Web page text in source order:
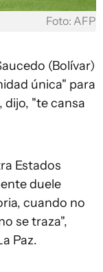
Foto: AFP
(Bolívar)
única" para
dijo, "te cansa
Estados
duele
cuando no
se traza",
Paz.